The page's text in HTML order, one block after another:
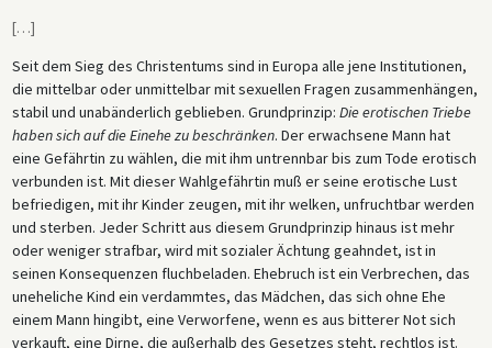
[…]
Seit dem Sieg des Christentums sind in Europa alle jene Institutionen,
die mittelbar oder unmittelbar mit sexuellen Fragen zusammenhängen,
stabil und unabänderlich geblieben. Grundprinzip: Die erotischen Triebe
haben sich auf die Einehe zu beschränken. Der erwachsene Mann hat
eine Gefährtin zu wählen, die mit ihm untrennbar bis zum Tode erotisch
verbunden ist. Mit dieser Wahlgefährtin muß er seine erotische Lust
befriedigen, mit ihr Kinder zeugen, mit ihr welken, unfruchtbar werden
und sterben. Jeder Schritt aus diesem Grundprinzip hinaus ist mehr
oder weniger strafbar, wird mit sozialer Ächtung geahndet, ist in
seinen Konsequenzen fluchbeladen. Ehebruch ist ein Verbrechen, das
uneheliche Kind ein verdammtes, das Mädchen, das sich ohne Ehe
einem Mann hingibt, eine Verworfene, wenn es aus bitterer Not sich
verkauft, eine Dirne, die außerhalb des Gesetzes steht, rechtlos ist.